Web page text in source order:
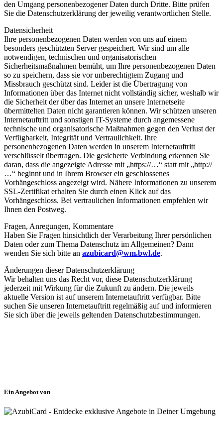
den Umgang personenbezogener Daten durch Dritte. Bitte prüfen
Sie die Datenschutzerklärung der jeweilig verantwortlichen Stelle.
Datensicherheit
Ihre personenbezogenen Daten werden von uns auf einem
besonders geschützten Server gespeichert. Wir sind um alle
notwendigen, technischen und organisatorischen
Sicherheitsmaßnahmen bemüht, um Ihre personenbezogenen Daten
so zu speichern, dass sie vor unberechtigtem Zugang und
Missbrauch geschützt sind. Leider ist die Übertragung von
Informationen über das Internet nicht vollständig sicher, weshalb wir
die Sicherheit der über das Internet an unsere Internetseite
übermittelten Daten nicht garantieren können. Wir schützen unseren
Internetauftritt und sonstigen IT-Systeme durch angemessene
technische und organisatorische Maßnahmen gegen den Verlust der
Verfügbarkeit, Integrität und Vertraulichkeit. Ihre
personenbezogenen Daten werden in unserem Internetauftritt
verschlüsselt übertragen. Die gesicherte Verbindung erkennen Sie
daran, dass die angezeigte Adresse mit „https://…“ statt mit „http://
…“ beginnt und in Ihrem Browser ein geschlossenes
Vorhängeschloss angezeigt wird. Nähere Informationen zu unserem
SSL-Zertifikat erhalten Sie durch einen Klick auf das
Vorhängeschloss. Bei vertraulichen Informationen empfehlen wir
Ihnen den Postweg.
Fragen, Anregungen, Kommentare
Haben Sie Fragen hinsichtlich der Verarbeitung Ihrer persönlichen
Daten oder zum Thema Datenschutz im Allgemeinen? Dann
wenden Sie sich bitte an azubicard@wm.bwl.de.
Änderungen dieser Datenschutzerklärung
Wir behalten uns das Recht vor, diese Datenschutzerklärung
jederzeit mit Wirkung für die Zukunft zu ändern. Die jeweils
aktuelle Version ist auf unserem Internetauftritt verfügbar. Bitte
suchen Sie unseren Internetauftritt regelmäßig auf und informieren
Sie sich über die jeweils geltenden Datenschutzbestimmungen.
Ein Angebot von